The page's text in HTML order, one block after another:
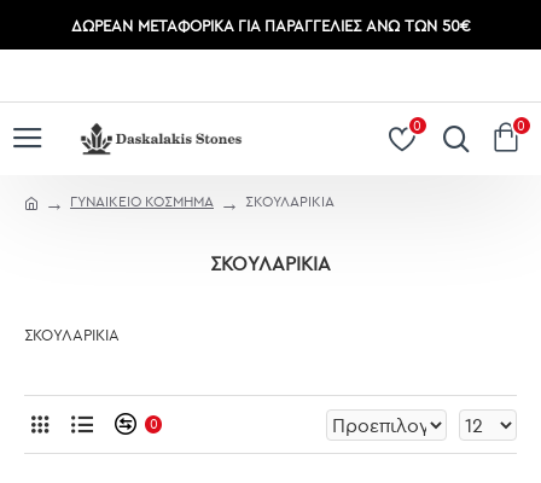
ΔΩΡΕΆΝ ΜΕΤΑΦΟΡΙΚΆ ΓΙΑ ΠΑΡΑΓΓΕΛΊΕΣ ΆΝΩ ΤΩΝ 50€
0 0
ΓΥΝΑΙΚΕΙΟ ΚΟΣΜΗΜΑ ΣΚΟΥΛΑΡΙΚΙΑ
ΣΚΟΥΛΑΡΙΚΙΑ
ΣΚΟΥΛΑΡΙΚΙΑ
0